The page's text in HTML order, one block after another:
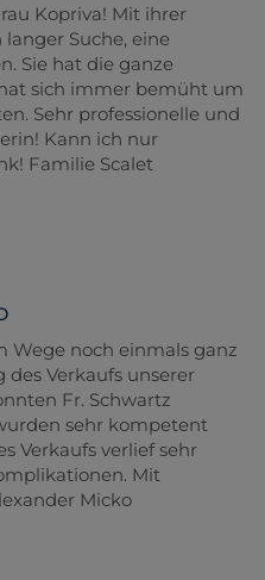
Kopriva! Mit ihrer
Suche, eine
Sie hat die ganze
sich immer bemüht um
Sehr professionelle und
Kann ich nur
Familie Scalet
Wege noch einmals ganz
Verkaufs unserer
Fr. Schwartz
sehr kompetent
Verkaufs verlief sehr
Mit
Micko